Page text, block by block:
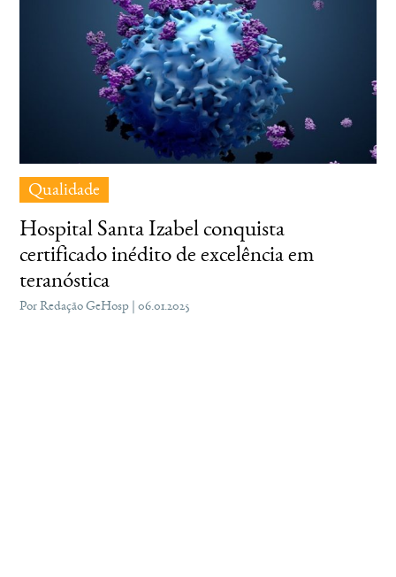
Qualidade
Hospital Santa Izabel conquista
certificado inédito de excelência em
teranóstica
Por Redação GeHosp | 06.01.2025